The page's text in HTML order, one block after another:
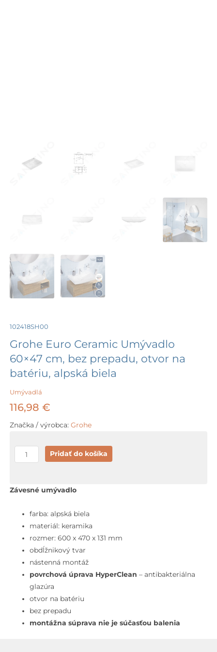
102418SH00
Grohe Euro Ceramic Umývadlo
60×47 cm, bez prepadu, otvor na
batériu, alpská biela
Umývadlá
116,98 €
Značka / výrobca: Grohe
množstvo
Grohe
Ceramic
60x47
cm,
bez
prepadu,
otvor
batériu,
alpská
biela
Pridať do košíka
Závesné umývadlo
farba: alpská biela
materiál: keramika
rozmer: 600 x 470 x 131 mm
obdĺžnikový tvar
nástenná montáž
povrchová úprava HyperClean – antibakteriálna
glazúra
otvor na batériu
bez prepadu
montážna súprava nie je súčasťou balenia